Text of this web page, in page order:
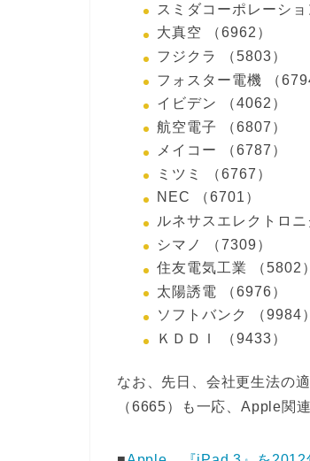
スミダコーポレーショ
大真空 （6962）
フジクラ （5803）
フォスター電機 （
イビデン （4062）
航空電子 （6807）
メイコー （6787）
ミツミ （6767）
NEC （6701）
ルネサスエレクトロニ
シマノ （7309）
住友電気工業 （5802）
太陽誘電 （6976）
ソフトバンク （9984）
ＫＤＤＩ （9433）
なお、先日、会社更生法の
（6665）も一応、Apple関